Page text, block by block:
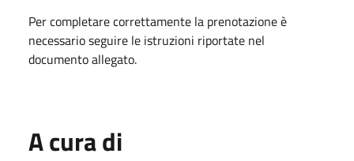
Per completare correttamente la prenotazione è
necessario seguire le istruzioni riportate nel
documento allegato.
A cura di